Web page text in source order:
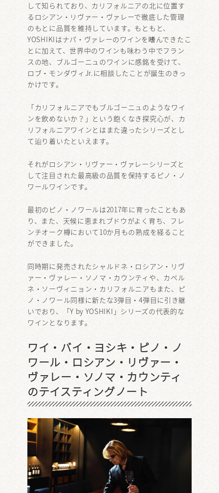
して知られており、カリフォルニアの北に位置す
るロシアン・リヴァー・ヴァレーで徹底した管理
のもとに品質を維持しています。もともと、
YOSHIKIはナパ・ヴァレーのワインを嗜んできたこ
とに加えて、世界中のワインも味わう中でフラン
スの地、ブルゴーニュのワインに感銘を受けて、
ロブ・モンダヴィJr.に相談したことが誕生のきっ
かけです。
「カリフォルニアでもブルゴーニュのようなワイ
ンを飲めないか？」という飽くなき探究心が、カ
リフォルニアワインとはまた違ったシリーズとし
て辿り着いたといえます。
それがロシアン・リヴァー・ヴァレーシリーズと
して注目された最高級の品質を保持するピノ・ノ
ワールワインです。
最初のピノ・ノワールは2017年に育ったこともあ
り、また、天候に恵まれブドウがよく育ち、フレ
ンチオーク樽において10か月もの熟成を経ること
ができました。
同時期に発売されたシャルドネ・ロシアン・リヴ
ァー・ヴァレー・ソノマ・カウンティや、カベル
ネ・ソーヴィニョン・カリフォルニアもまた、ピ
ノ・ノワール同様に新たな3弾目・4弾目に引き継
いでおり、「Y by YOSHIKI」シリーズの代表的な
ワインとなります。
ワイ・バイ・ヨシキ・ピノ・ノ
ワール・ロシアン・リヴァー・
ヴァレー・ソノマ・カウンティ
のテイスティングノート